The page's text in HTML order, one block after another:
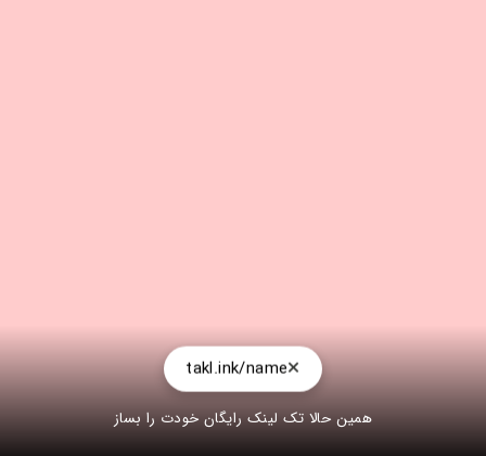
takl.ink/name
همین حالا تک لینک رایگان خودت را بساز